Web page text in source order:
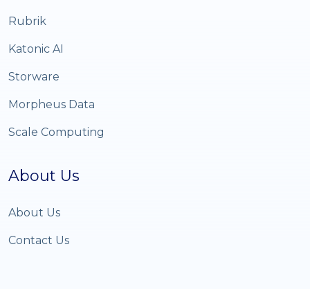
Rubrik
Katonic AI
Storware
Morpheus Data
Scale Computing
About Us
About Us
Contact Us